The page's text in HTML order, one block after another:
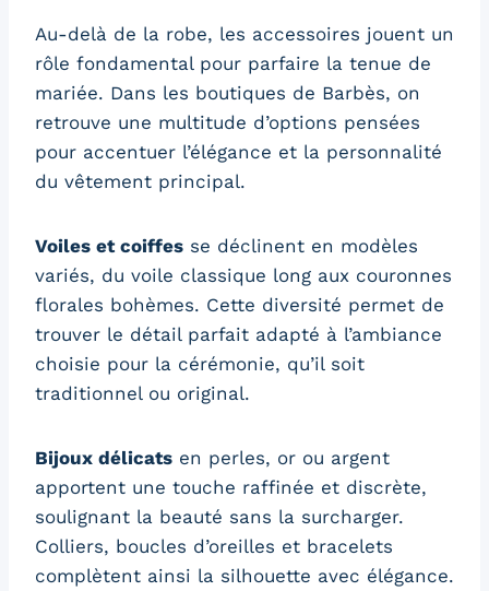
Au-delà de la robe, les accessoires jouent un
rôle fondamental pour parfaire la tenue de
mariée. Dans les boutiques de Barbès, on
retrouve une multitude d’options pensées
pour accentuer l’élégance et la personnalité
du vêtement principal.
Voiles et coiffes se déclinent en modèles
variés, du voile classique long aux couronnes
florales bohèmes. Cette diversité permet de
trouver le détail parfait adapté à l’ambiance
choisie pour la cérémonie, qu’il soit
traditionnel ou original.
Bijoux délicats en perles, or ou argent
apportent une touche raffinée et discrète,
soulignant la beauté sans la surcharger.
Colliers, boucles d’oreilles et bracelets
complètent ainsi la silhouette avec élégance.